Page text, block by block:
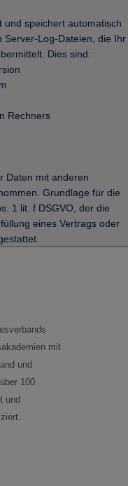
und speichert automatisch
Server-Log-Dateien, die Ihr
Dies sind:
Rechners
Daten mit anderen
Grundlage für die
1 lit. f DSGVO, der die
eines Vertrags oder
mit
und
100
und